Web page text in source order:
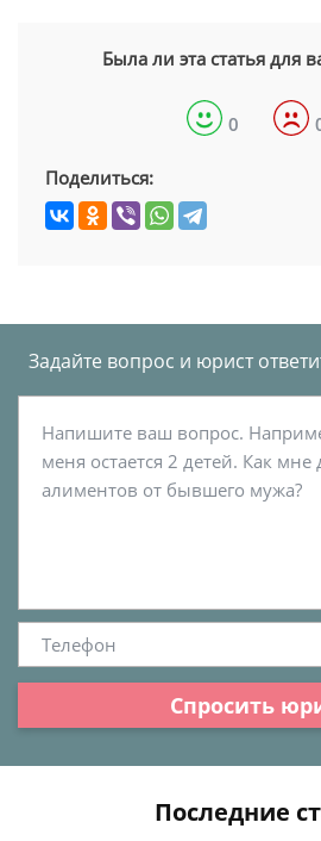
Была ли эта статья для
0
Поделиться:
Задайте вопрос и юрист
Спросить
Последние